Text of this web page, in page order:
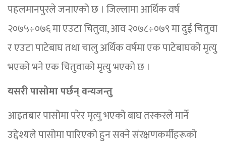
पहलमानपुरले जनाएको छ । जिल्लामा आर्थिक वर्ष
२०७५÷०७६ मा एउटा चितुवा, आव २०७८÷०७९ मा दुई चितुवा
र एउटा पाटेबाघ तथा चालु अर्थिक वर्षमा एक पाटेबाघको मृत्यु
भएको भने एक चितुवाको मृत्यु भएको छ ।
यसरी पासोमा पर्छन् वन्यजन्तु
आइतबार पासोमा परेर मृत्यु भएको बाघ तस्करले मार्ने
उद्देश्यले पासोमा पारिएको हुन सक्ने संरक्षणकर्मीहरूको